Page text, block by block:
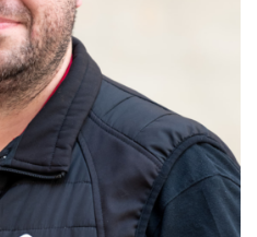
BIEN-VEILLIR,